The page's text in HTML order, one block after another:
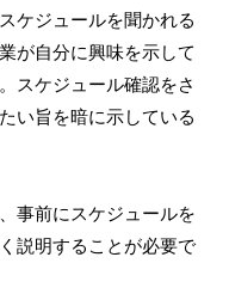
ケジュールを聞かれる
が自分に興味を示して
スケジュール確認をさ
い旨を暗に示している
事前にスケジュールを
説明することが必要で